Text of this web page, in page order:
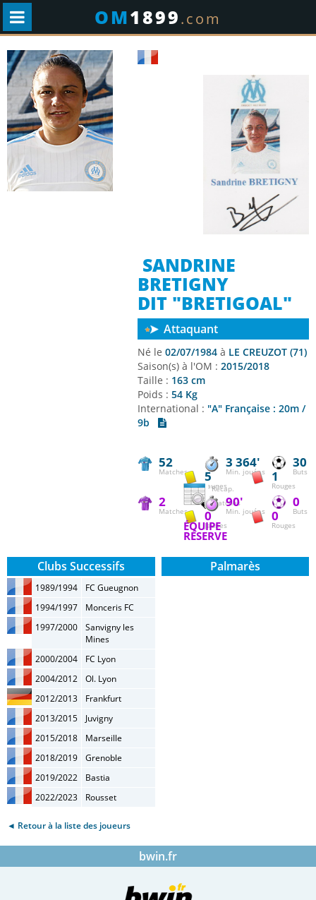
OM1899.com
SANDRINE
BRETIGNY
DIT "BRETIGOAL"
Attaquant
Né le 02/07/1984 à LE CREUZOT (71)
Saison(s) à l'OM : 2015/2018
Taille : 163 cm
Poids : 54 Kg
International : "A" Française : 20m /
9b
52
Matches
3 364'
Min. jouées
30
Buts
5
Jaunes
1
Rouges
Récap.
matches
2
Matches
90'
Min. jouées
0
Buts
0
Jaunes
0
Rouges
ÉQUIPE
RÉSERVE
Clubs Successifs
1989/1994
FC Gueugnon
1994/1997
Monceris FC
1997/2000
Sanvigny les
Mines
2000/2004
FC Lyon
2004/2012
Ol. Lyon
2012/2013
Frankfurt
2013/2015
Juvigny
2015/2018
Marseille
2018/2019
Grenoble
2019/2022
Bastia
2022/2023
Rousset
Palmarès
◄ Retour à la liste des joueurs
bwin.fr